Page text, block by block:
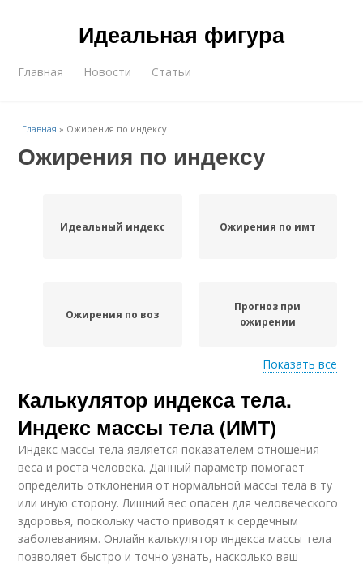
Идеальная фигура
Главная Новости Статьи
Главная » Ожирения по индексу
Ожирения по индексу
Идеальный индекс Ожирения по имт
Ожирения по воз
Прогноз при
ожирении
Морбидное ожирение
Показать все
Калькулятор индекса тела.
Индекс массы тела (ИМТ)
Индекс массы тела является показателем отношения
веса и роста человека. Данный параметр помогает
определить отклонения от нормальной массы тела в ту
или иную сторону. Лишний вес опасен для человеческого
здоровья, поскольку часто приводят к сердечным
заболеваниям. Онлайн калькулятор индекса массы тела
позволяет быстро и точно узнать, насколько ваш